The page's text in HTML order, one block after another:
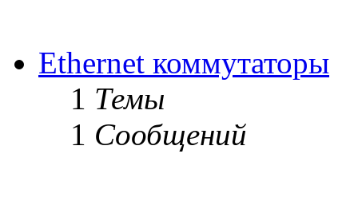
Ethernet коммутаторы
1 Темы
1 Сообщений